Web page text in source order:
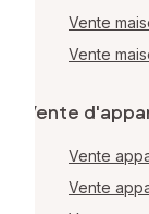
Vente
Vente
Vente
Vente
Vente